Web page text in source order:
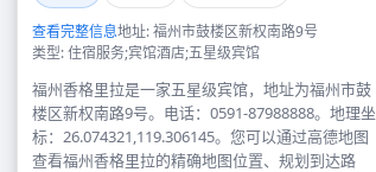
查看完整信息地址: 福州市鼓楼区新权南路9号
类型: 住宿服务;宾馆酒店;五星级宾馆
福州香格里拉是一家五星级宾馆，地址为福州市鼓
楼区新权南路9号。电话：0591-87988888。地理坐
标：26.074321,119.306145。您可以通过高德地图
查看福州香格里拉的精确地图位置、规划到达路